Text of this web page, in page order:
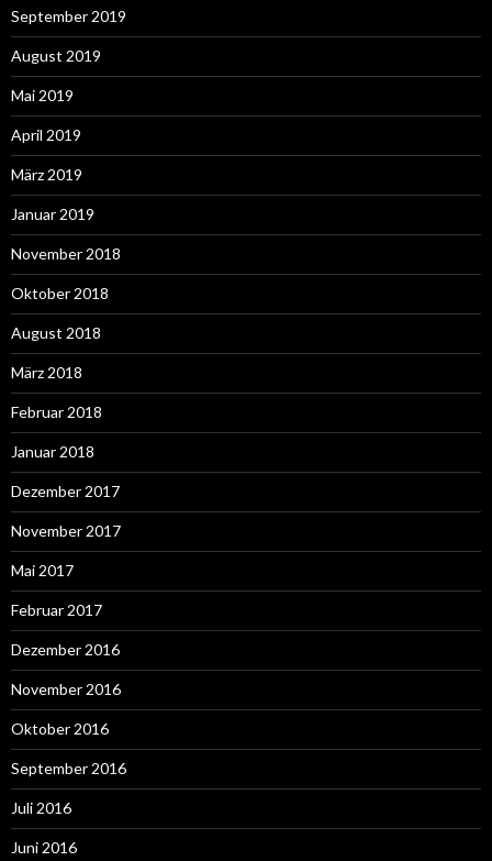
September 2019
August 2019
Mai 2019
April 2019
März 2019
Januar 2019
November 2018
Oktober 2018
August 2018
März 2018
Februar 2018
Januar 2018
Dezember 2017
November 2017
Mai 2017
Februar 2017
Dezember 2016
November 2016
Oktober 2016
September 2016
Juli 2016
Juni 2016